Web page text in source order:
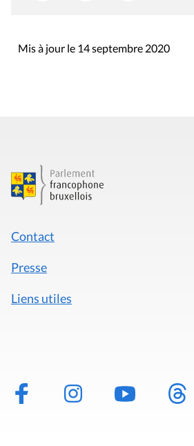
Mis à jour le 14 septembre 2020
Contact
Presse
Liens utiles